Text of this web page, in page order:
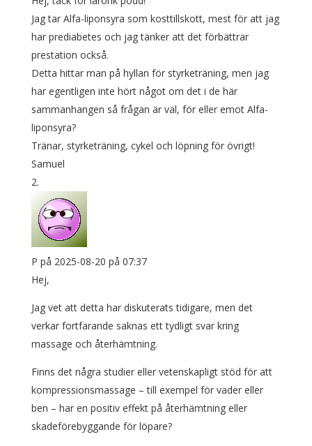
Jag tar Alfa-liponsyra som kosttillskott, mest för att jag
har prediabetes och jag tänker att det förbättrar
prestation också.
Detta hittar man på hyllan för styrketräning, men jag
har egentligen inte hört något om det i de här
sammanhangen så frågan är väl, för eller emot Alfa-
liponsyra?
Tränar, styrketräning, cykel och löpning för övrigt!
Samuel
P på 2025-08-20 på 07:37
Hej,
Jag vet att detta har diskuterats tidigare, men det
verkar fortfarande saknas ett tydligt svar kring
massage och återhämtning.
Finns det några studier eller vetenskapligt stöd för att
kompressionsmassage – till exempel för vader eller
ben – har en positiv effekt på återhämtning eller
skadeförebyggande för löpare?